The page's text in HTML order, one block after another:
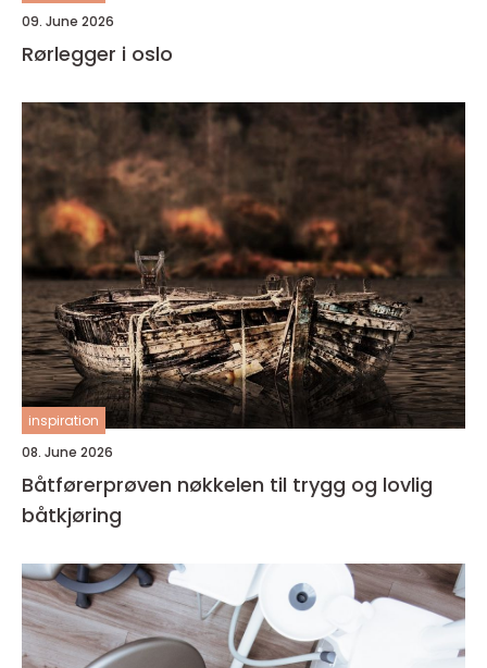
09. June 2026
Rørlegger i oslo
inspiration
08. June 2026
Båtførerprøven nøkkelen til trygg og lovlig
båtkjøring